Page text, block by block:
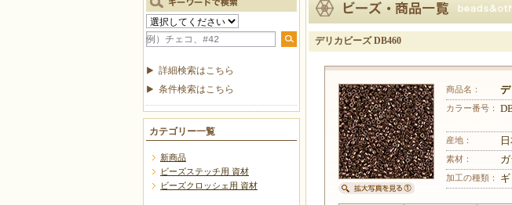
TOP まとめて探す
デリカビーズ DB460
商品名： デ
カラー番号：
産地：
素材：
加工の種類：
詳細検索はこちら
条件検索はこちら
カテゴリー一覧
新商品
ビーズステッチ用 資材
ビーズクロッシェ用 資材